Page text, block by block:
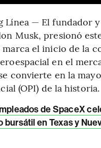
Línea — El fundador y
Musk, presionó
el inicio de la
en el
convierte en la
(OPI) de la historia.
de SpaceX
bursátil en Texas y